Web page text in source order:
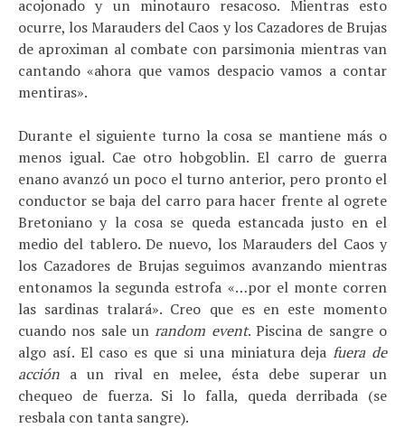
acojonado y un minotauro resacoso. Mientras esto
ocurre, los Marauders del Caos y los Cazadores de Brujas
de aproximan al combate con parsimonia mientras van
cantando «ahora que vamos despacio vamos a contar
mentiras».
Durante el siguiente turno la cosa se mantiene más o
menos igual. Cae otro hobgoblin. El carro de guerra
enano avanzó un poco el turno anterior, pero pronto el
conductor se baja del carro para hacer frente al ogrete
Bretoniano y la cosa se queda estancada justo en el
medio del tablero. De nuevo, los Marauders del Caos y
los Cazadores de Brujas seguimos avanzando mientras
entonamos la segunda estrofa «…por el monte corren
las sardinas tralará». Creo que es en este momento
cuando nos sale unrandom event. Piscina de sangre o
algo así. El caso es que si una miniatura dejafuera de
acción a un rival en melee, ésta debe superar un
chequeo de fuerza. Si lo falla, queda derribada (se
resbala con tanta sangre).